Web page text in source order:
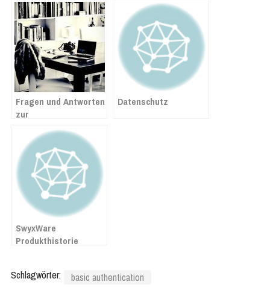
Fragen und Antworten
zur
Mehrwertsteuersenkung
ab 1. Juli 2020 in
Lexware
Datenschutz
SwyxWare
Produkthistorie
Schlagwörter: basic authentication